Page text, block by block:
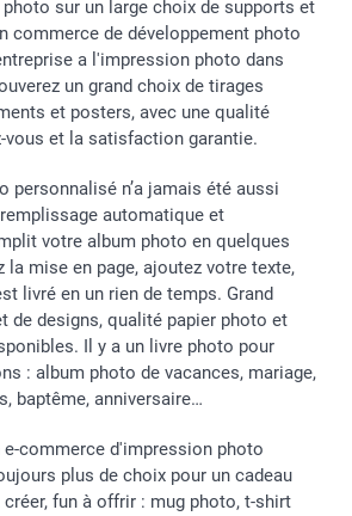
sur un large choix de supports et
commerce de développement photo
a l'impression photo dans
un grand choix de tirages
et posters, avec une qualité
vous et la satisfaction garantie.
personnalisé n’a jamais été aussi
automatique et
votre album photo en quelques
la mise en page, ajoutez votre texte,
livré en un rien de temps. Grand
de designs, qualité papier photo et
Il y a un livre photo pour
: album photo de vacances, mariage,
baptême, anniversaire…
commerce d'impression photo
plus de choix pour un cadeau
fun à offrir : mug photo, t-shirt